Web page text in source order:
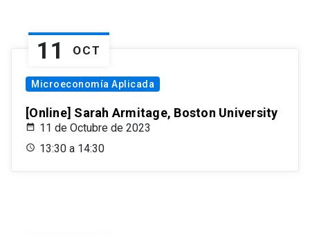
11 OCT
Microeconomía Aplicada
[Online] Sarah Armitage, Boston University
11 de Octubre de 2023
13:30 a 14:30